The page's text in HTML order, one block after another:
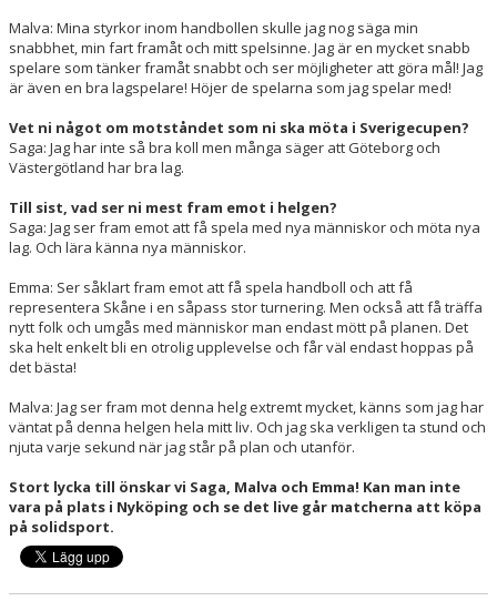
Malva: Mina styrkor inom handbollen skulle jag nog säga min
snabbhet, min fart framåt och mitt spelsinne. Jag är en mycket snabb
spelare som tänker framåt snabbt och ser möjligheter att göra mål! Jag
är även en bra lagspelare! Höjer de spelarna som jag spelar med!
Vet ni något om motståndet som ni ska möta i Sverigecupen?
Saga: Jag har inte så bra koll men många säger att Göteborg och
Västergötland har bra lag.
Till sist, vad ser ni mest fram emot i helgen?
Saga: Jag ser fram emot att få spela med nya människor och möta nya
lag. Och lära känna nya människor.
Emma: Ser såklart fram emot att få spela handboll och att få
representera Skåne i en såpass stor turnering. Men också att få träffa
nytt folk och umgås med människor man endast mött på planen. Det
ska helt enkelt bli en otrolig upplevelse och får väl endast hoppas på
det bästa!
Malva: Jag ser fram mot denna helg extremt mycket, känns som jag har
väntat på denna helgen hela mitt liv. Och jag ska verkligen ta stund och
njuta varje sekund när jag står på plan och utanför.
Stort lycka till önskar vi Saga, Malva och Emma! Kan man inte
vara på plats i Nyköping och se det live går matcherna att köpa
på solidsport.